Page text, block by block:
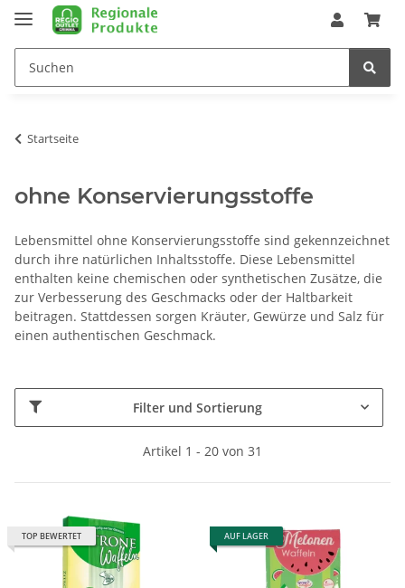
Startseite
ohne Konservierungsstoffe
Lebensmittel ohne Konservierungsstoffe sind gekennzeichnet
durch ihre natürlichen Inhaltsstoffe. Diese Lebensmittel
enthalten keine chemischen oder synthetischen Zusätze, die
zur Verbesserung des Geschmacks oder der Haltbarkeit
beitragen. Stattdessen sorgen Kräuter, Gewürze und Salz für
einen authentischen Geschmack.
Filter und Sortierung
Artikel 1 - 20 von 31
TOP BEWERTET AUF LAGER